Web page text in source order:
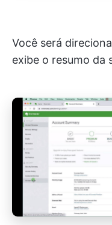
Você será
exibe o resumo da